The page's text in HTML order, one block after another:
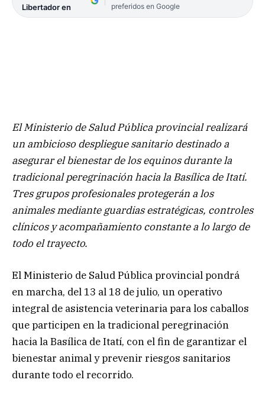
Libertador en
preferidos en Google
El Ministerio de Salud Pública provincial realizará
un ambicioso despliegue sanitario destinado a
asegurar el bienestar de los equinos durante la
tradicional peregrinación hacia la Basílica de Itatí.
Tres grupos profesionales protegerán a los
animales mediante guardias estratégicas, controles
clínicos y acompañamiento constante a lo largo de
todo el trayecto.
El Ministerio de Salud Pública provincial pondrá
en marcha, del 13 al 18 de julio, un operativo
integral de asistencia veterinaria para los caballos
que participen en la tradicional peregrinación
hacia la Basílica de Itatí, con el fin de garantizar el
bienestar animal y prevenir riesgos sanitarios
durante todo el recorrido.